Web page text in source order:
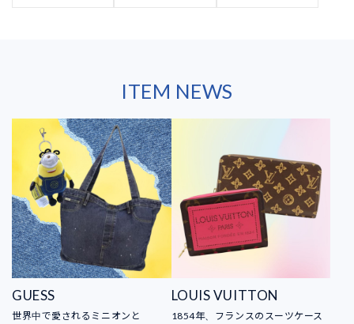
ITEM NEWS
GUESS
世界中で愛されるミニオンと
LOUIS VUITTON
1854年、フランスのスーツケース